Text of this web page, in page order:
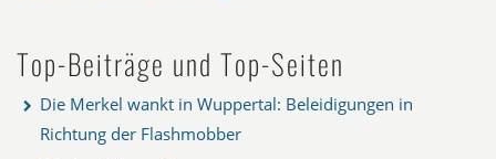
Top-Beiträge und Top-Seiten
Die Merkel wankt in Wuppertal: Beleidigungen in
Richtung der Flashmobber